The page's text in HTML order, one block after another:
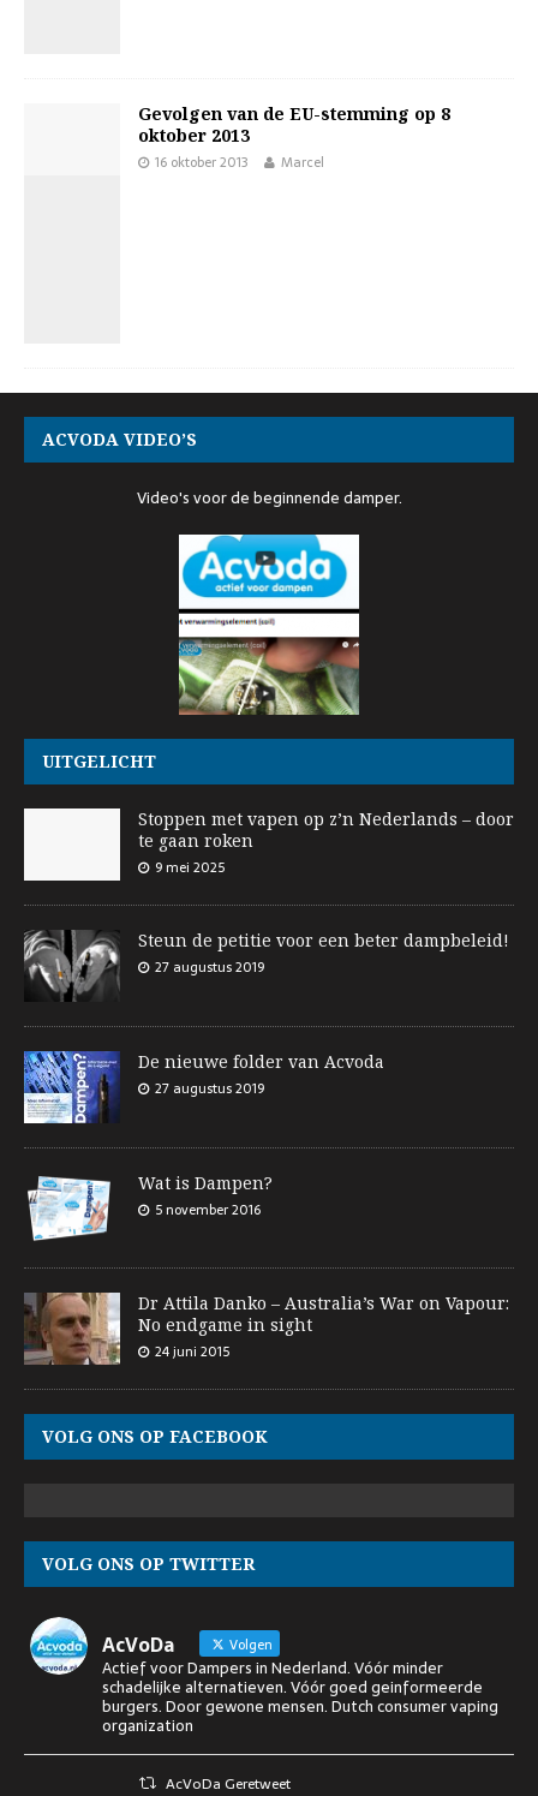
Gevolgen van de EU-stemming op 8
oktober 2013
16 oktober 2013 Marcel
ACVODA VIDEO’S
Video's voor de beginnende damper.
UITGELICHT
Stoppen met vapen op z’n Nederlands – door
te gaan roken
9 mei 2025
Steun de petitie voor een beter dampbeleid!
27 augustus 2019
De nieuwe folder van Acvoda
27 augustus 2019
Wat is Dampen?
5 november 2016
Dr Attila Danko – Australia’s War on Vapour:
No endgame in sight
24 juni 2015
VOLG ONS OP FACEBOOK
VOLG ONS OP TWITTER
AcVoDa Volgen
Actief voor Dampers in Nederland. Vóór minder
schadelijke alternatieven. Vóór goed geinformeerde
burgers. Door gewone mensen. Dutch consumer vaping
organization
AcVoDa Geretweet